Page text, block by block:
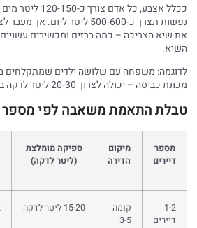
ככלל אצבע, כל
נפשות תצרך כ-500-600 ליטר
את שיא הצריכה – כמה ברזים ומכשירים
השיא.
לדוגמה: משפחה עם שלושה ילדים שמתקלחים
מכונת כביסה – יכולה לצרוך 20-30 ליטר לדקה בשיא.
טבלת התאמת משאבה לפי מספר
מספר
דיירים
מיקום
הדירה
ספיקה מומלצת
(ליטר לדקה)
1-2
דיירים
קומה
3-5
15-20 ליטר לדקה